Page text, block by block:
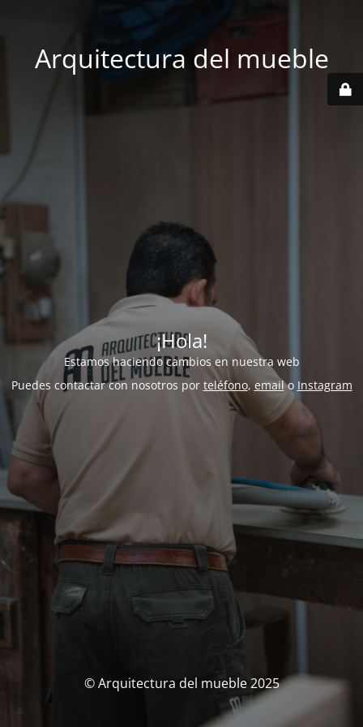
Arquitectura del mueble
¡Hola!
Estamos haciendo cambios en nuestra web
Puedes contactar con nosotros por teléfono, emailo Instagram
© Arquitectura del mueble 2025